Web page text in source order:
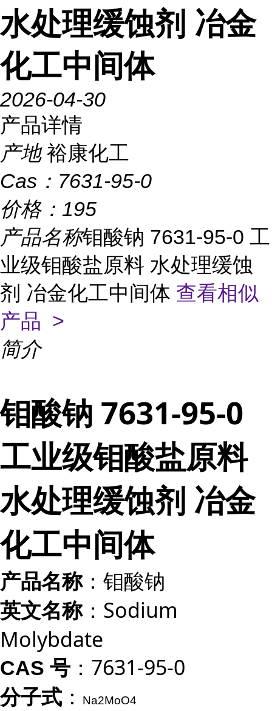
水处理缓蚀剂 冶金
化工中间体
2026-04-30
产品详情
产地 裕康化工
Cas： 7631-95-0
价格： 195
产品名称钼酸钠 7631-95-0 工
业级钼酸盐原料 水处理缓蚀
剂 冶金化工中间体 查看相似
产品 >
简介
钼酸钠 7631-95-0
工业级钼酸盐原料
水处理缓蚀剂 冶金
化工中间体
产品名称：钼酸钠
英文名称：Sodium
Molybdate
CAS 号 ：7631-95-0
分子式 ： Na2MoO4